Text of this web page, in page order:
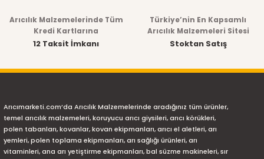
Arıcılık Malzemelerinde Tüm
Kredi Kartlarına
12 Taksit İmkanı
Türkiye’nin En Kapsamlı
Arıcılık Malzemeleri Sitesi
Stoktan Satış
Arıcımarketi.com’da Arıcılık Malzemelerinde aradığınız tüm ürünler,
temel arıcılık malzemeleri, koruyucu arıcı giysileri, arıcı körükleri,
polen tabanları, kovanlar, kovan ekipmanları, arıcı el aletleri, arı
yemleri, polen toplama ekipmanları, arı sağlığı ürünleri, arı
vitaminleri, ana arı yetiştirme ekipmanları, bal süzme makineleri, sır